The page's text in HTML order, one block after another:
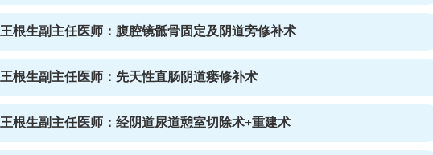
王根生副主任医师：腹腔镜骶骨固定及阴道旁修补术
王根生副主任医师：先天性直肠阴道瘘修补术
王根生副主任医师：经阴道尿道憩室切除术+重建术